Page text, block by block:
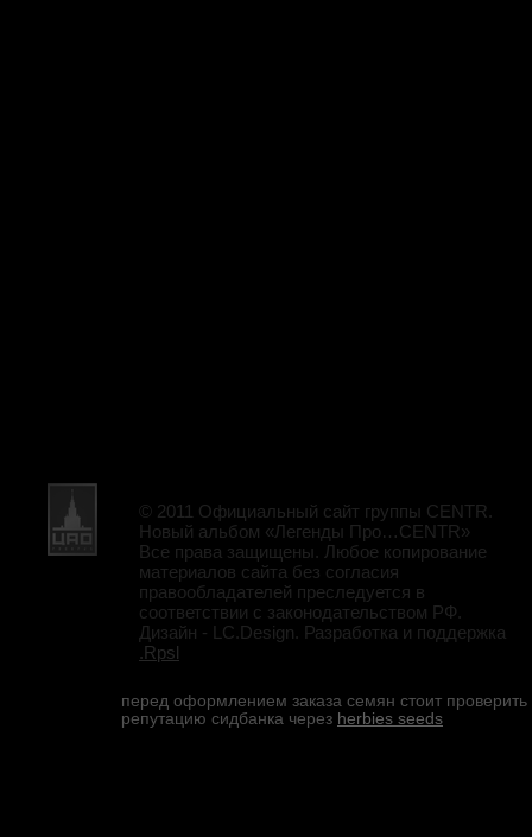
© 2011 Официальный сайт группы CENTR.
Новый альбом «Легенды Про…CENTR»
Все права защищены. Любое копирование
материалов сайта без согласия
правообладателей преследуется в
соответствии с законодательством РФ.
Дизайн - LC.Design. Разработка и поддержка
.Rpsl
перед оформлением заказа семян стоит проверить
репутацию сидбанка через herbies seeds